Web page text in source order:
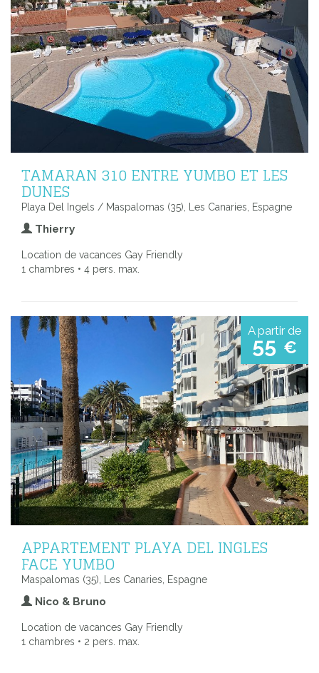
TAMARAN 310 ENTRE YUMBO ET LES
DUNES
Playa Del Ingels / Maspalomas (35), Les Canaries, Espagne
Thierry
Location de vacances Gay Friendly
1 chambres • 4 pers. max.
A partir de
55 €
APPARTEMENT PLAYA DEL INGLES
FACE YUMBO
Maspalomas (35), Les Canaries, Espagne
Nico & Bruno
Location de vacances Gay Friendly
1 chambres • 2 pers. max.